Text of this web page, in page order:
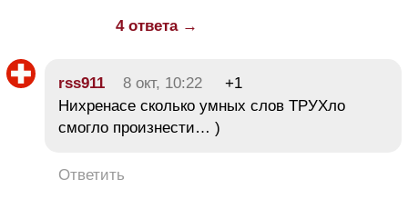
4 ответа →
rss911 8 окт, 10:22
+1
Нихренасе сколько умных слов ТРУХло
смогло произнести… )
Ответить